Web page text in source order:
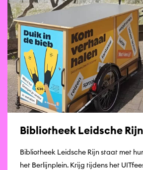
Bibliotheek Leidsche Rijn
Bibliotheek Leidsche Rijn staat met
het Berlijnplein. Krijg tijdens het